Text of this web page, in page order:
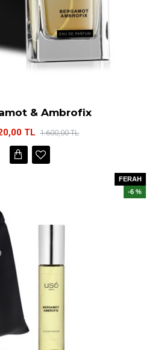
& Ambrofix
TL 1.600,00 TL
FERAH
-6 %